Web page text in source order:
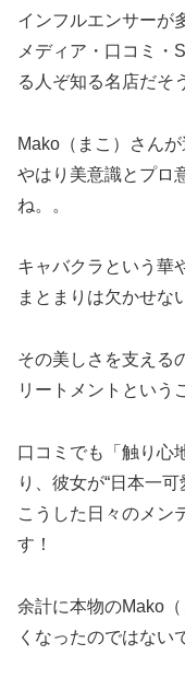
インフルエンサーが
メディア・口コミ・
る人ぞ知る名店だそ
Mako（まこ）さん
やはり美意識とプロ
ね。。
キャバクラという華
まとまりは欠かせな
その美しさを支える
リートメントという
口コミでも「触り心
り、彼女が“日本一
こうした日々のメン
す！
余計に本物のMako
くなったのではない